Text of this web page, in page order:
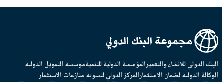
الدولي للإنشاء والتعميرالمؤسسة الدولية للتنميةمؤسسة التمويل الدولية
الدولية لضمان الاستثمارالمركز الدولي لتسوية منازعات الاستثمار